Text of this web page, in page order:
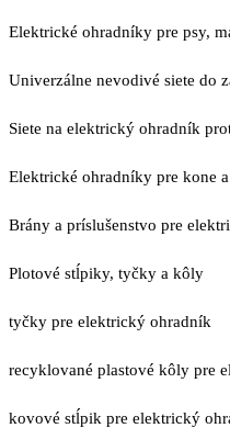
Elektrické ohradníky pre psy,
Univerzálne nevodivé siete do
Siete na elektrický ohradník
Elektrické ohradníky pre kone
Brány a príslušenstvo pre
Plotové stĺpiky, tyčky a kôly
tyčky pre elektrický ohradník
recyklované plastové kôly pre
kovové stĺpik pre elektrický